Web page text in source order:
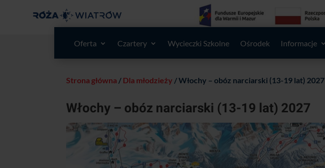
Oferta Czartery Wycieczki Szkolne Ośrodek Informacje
Strona główna / Dla młodzieży / Włochy – obóz narciarski (13-19 lat) 2027
Włochy – obóz narciarski (13-19 lat) 2027